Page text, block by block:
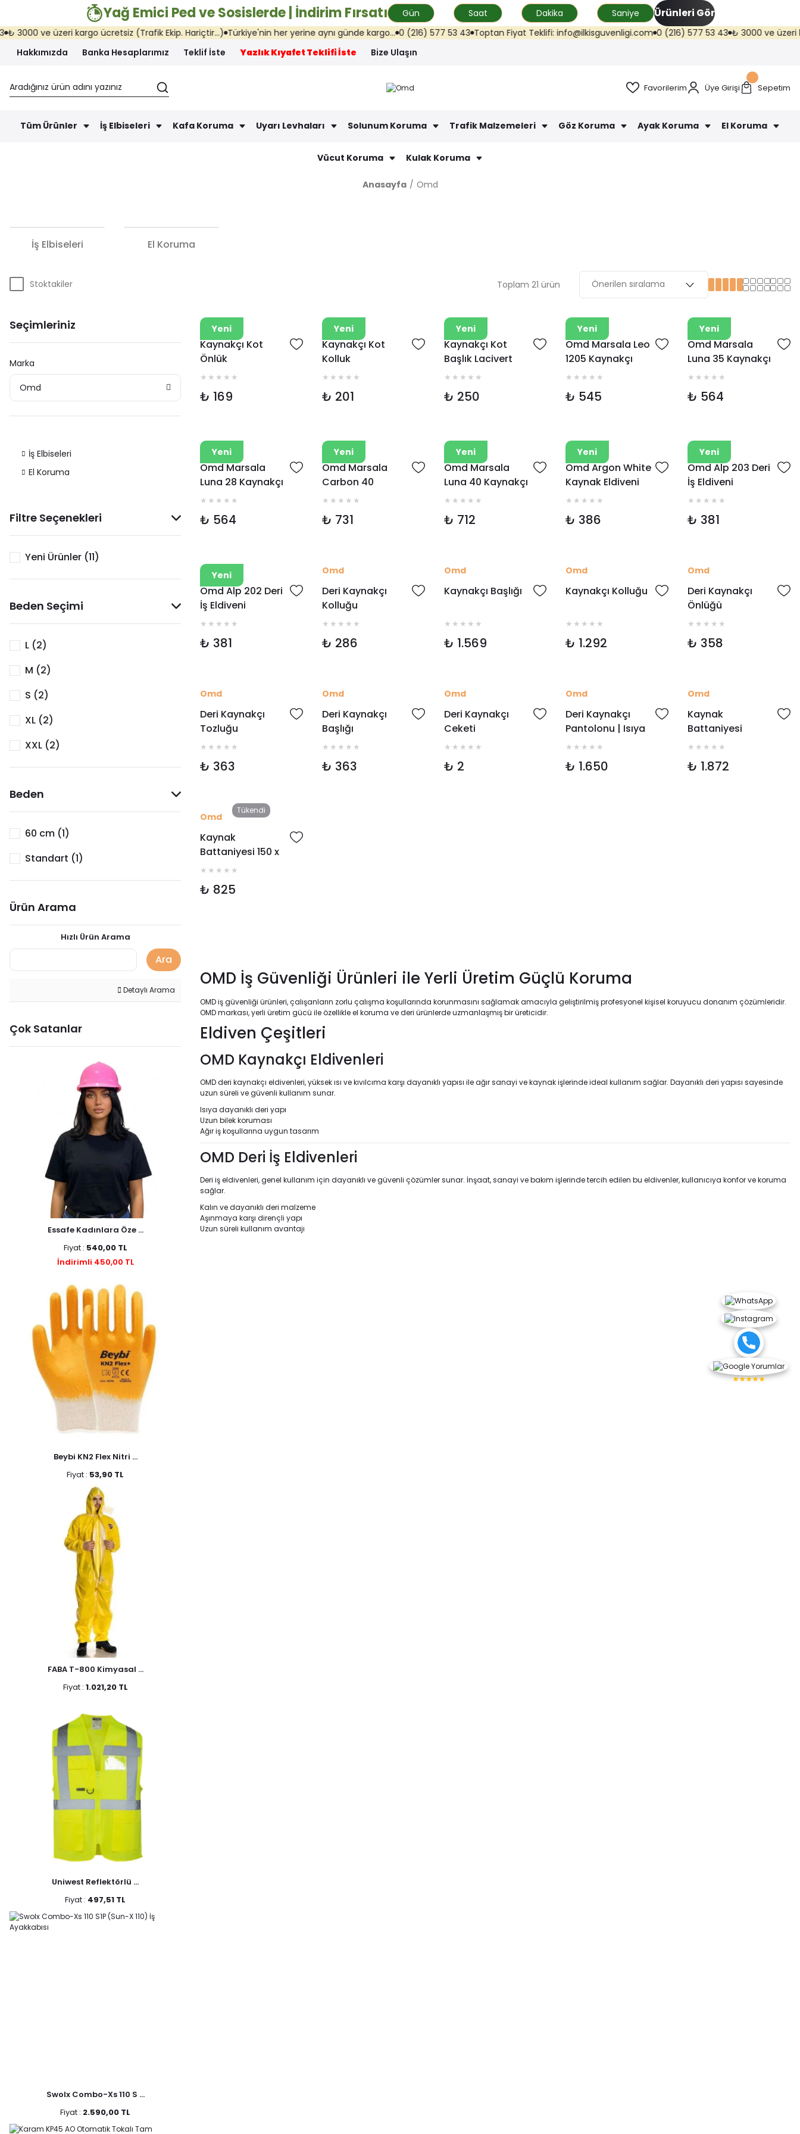
Yağ Emici Ped ve Sosislerde | İndirim Fırsatı Gün Saat Dakika Saniye Ürünleri Gör
üzeri kargo ücretsiz (Trafik Ekip. Hariçtir...) Türkiye'nin her yerine aynı günde kargo... 0 (216) 577 53 43 Toptan Fiyat Teklifi: info@ilkisguvenligi.com 0 (216) 577 53 43 ₺ 3000 ve üzeri kargo
Hakkımızda
Banka Hesaplarımız Teklif İste Yazlık Kıyafet Teklifi İste Bize Ulaşın
Favorilerim Üye Girişi Sepetim
Tüm Ürünler İş Elbiseleri Kafa Koruma Uyarı Levhaları Solunum Koruma Trafik Malzemeleri Göz Koruma Ayak Koruma El Koruma
Vücut Koruma Kulak Koruma
Anasayfa Omd
İş Elbiseleri El Koruma
Stoktakiler Toplam 21 ürün
Seçimleriniz
Marka
Omd
İş Elbiseleri
El Koruma
Filtre Seçenekleri
Yeni Ürünler (11)
Beden Seçimi
L (2)
M (2)
S (2)
XL (2)
XXL (2)
Beden
60 cm (1)
Standart (1)
Ürün Arama
Hızlı Ürün Arama
Ara
Detaylı Arama
Çok Satanlar
Essafe Kadınlara Öze ...
Fiyat : 540,00 TL
İndirimli 450,00 TL
Beybi KN2 Flex Nitri ...
Fiyat : 53,90 TL
FABA T-800 Kimyasal ...
Fiyat : 1.021,20 TL
Uniwest Reflektörlü ...
Fiyat : 497,51 TL
Swolx Combo-Xs 110 S ...
Fiyat : 2.590,00 TL
Yeni
Omd
Kaynakçı Kot
Önlük
₺ 169
Yeni
Omd
Kaynakçı Kot
Kolluk
₺ 201
Yeni
Omd
Kaynakçı Kot
Başlık Lacivert
₺ 250
Yeni
Omd
Omd Marsala Leo
1205 Kaynakçı
Eldiveni
₺ 545
Yeni
Omd
Omd Marsala
Luna 35 Kaynakçı
Eldiveni
₺ 564
Yeni
Omd
Omd Marsala
Luna 28 Kaynakçı
Eldiveni
₺ 564
Yeni
Omd
Omd Marsala
Carbon 40
Kaynakçı Eldiveni
₺ 731
Yeni
Omd
Omd Marsala
Luna 40 Kaynakçı
Eldiveni
₺ 712
Yeni
Omd
Omd Argon White
Kaynak Eldiveni
₺ 386
Yeni
Omd
Omd Alp 203 Deri
İş Eldiveni
₺ 381
Yeni
Omd
Omd Alp 202 Deri
İş Eldiveni
₺ 381
Omd
Deri Kaynakçı
Kolluğu
₺ 286
Omd
Kaynakçı Başlığı
₺ 1.569
Omd
Kaynakçı Kolluğu
₺ 1.292
Omd
Deri Kaynakçı
Önlüğü
₺ 358
Omd
Deri Kaynakçı
Tozluğu
₺ 363
Omd
Deri Kaynakçı
Başlığı
₺ 363
Omd
Deri Kaynakçı
Ceketi
₺ 2
Omd
Deri Kaynakçı
Pantolonu | Isıya
Dayanıklı
Pantolon
₺ 1.650
Omd
Kaynak
Battaniyesi
200x200 Cm
₺ 1.872
Tükendi
Omd
Kaynak
Battaniyesi 150 x
150 cm
₺ 825
OMD İş Güvenliği Ürünleri ile Yerli Üretim Güçlü Koruma
OMD iş güvenliği ürünleri, çalışanların zorlu çalışma koşullarında korunmasını sağlamak amacıyla geliştirilmiş profesyonel kişisel koruyucu donanım çözümleridir.
OMD markası, yerli üretim gücü ile özellikle el koruma ve deri ürünlerde uzmanlaşmış bir üreticidir.
Eldiven Çeşitleri
OMD Kaynakçı Eldivenleri
OMD deri kaynakçı eldivenleri, yüksek ısı ve kıvılcıma karşı dayanıklı yapısı ile ağır sanayi ve kaynak işlerinde ideal kullanım sağlar. Dayanıklı deri yapısı sayesinde
uzun süreli ve güvenli kullanım sunar.
Isıya dayanıklı deri yapı
Uzun bilek koruması
Ağır iş koşullarına uygun tasarım
OMD Deri İş Eldivenleri
Deri iş eldivenleri, genel kullanım için dayanıklı ve güvenli çözümler sunar. İnşaat, sanayi ve bakım işlerinde tercih edilen bu eldivenler, kullanıcıya konfor ve koruma
sağlar.
Kalın ve dayanıklı deri malzeme
Aşınmaya karşı dirençli yapı
Uzun süreli kullanım avantajı
★★★★★